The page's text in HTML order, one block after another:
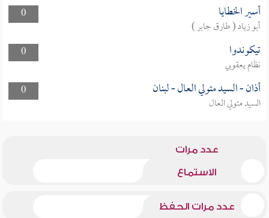
0
أسير الخطايا
أبو زياد ( طارق جابر )
0
تيكوندوا
نظام يعقوبي
0
أذان - السيد متولي العال - لبنان
السيد متولي العال
عدد مرات
الاستماع
عدد مرات الحفظ